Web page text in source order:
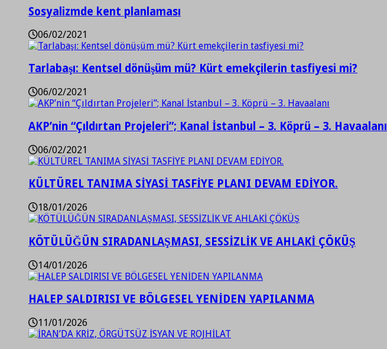
Sosyalizmde kent planlaması
06/02/2021
Tarlabaşı: Kentsel dönüşüm mü? Kürt emekçilerin tasfiyesi mi?
06/02/2021
AKP’nin “Çıldırtan Projeleri”; Kanal İstanbul – 3. Köprü – 3. Havaalanı
06/02/2021
KÜLTÜREL TANIMA SİYASİ TASFİYE PLANI DEVAM EDİYOR.
18/01/2026
KÖTÜLÜĞÜN SIRADANLAŞMASI, SESSİZLİK VE AHLAKİ ÇÖKÜŞ
14/01/2026
HALEP SALDIRISI VE BÖLGESEL YENİDEN YAPILANMA
11/01/2026